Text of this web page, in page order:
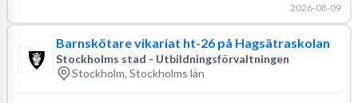
2026-08-09
Barnskötare vikariat ht-26 på Hagsätraskolan
Stockholms stad - Utbildningsförvaltningen
Stockholm, Stockholms län